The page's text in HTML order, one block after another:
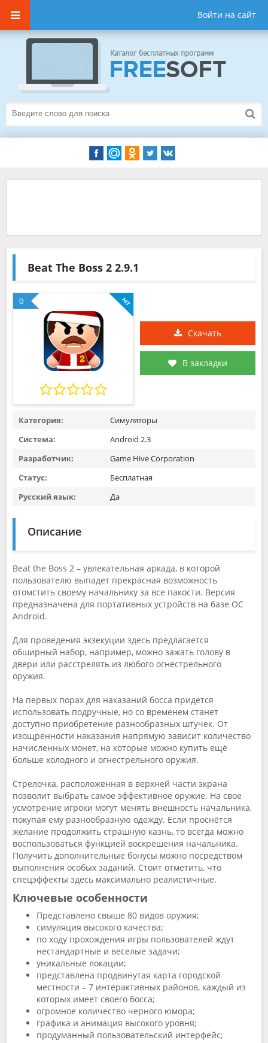
Войти на сайт
Beat The Boss 2 2.9.1
0
Скачать
В закладки
Категория:
Симуляторы
Система:
Android 2.3
Разработчик:
Game Hive Corporation
Статус:
Бесплатная
Русский язык:
Да
Описание
Beat the Boss 2 – увлекательная аркада, в которой
пользователю выпадет прекрасная возможность
отомстить своему начальнику за все пакости. Версия
предназначена для портативных устройств на базе ОС
Android.
Для проведения экзекуции здесь предлагается
обширный набор, например, можно зажать голову в
двери или расстрелять из любого огнестрельного
оружия.
На первых порах для наказаний босса придется
использовать подручные, но со временем станет
доступно приобретение разнообразных штучек. От
изощренности наказания напрямую зависит количество
начисленных монет, на которые можно купить ещё
больше холодного и огнестрельного оружия.
Стрелочка, расположенная в верхней части экрана
позволит выбрать самое эффективное оружие. На свое
усмотрение игроки могут менять внешность начальника,
покупая ему разнообразную одежду. Если проснётся
желание продолжить страшную казнь, то всегда можно
воспользоваться функцией воскрешения начальника.
Получить дополнительные бонусы можно посредством
выполнения особых заданий. Стоит отметить, что
спецэффекты здесь максимально реалистичные.
Ключевые особенности
Представлено свыше 80 видов оружия;
симуляция высокого качества;
по ходу прохождения игры пользователей ждут
нестандартные и веселые задачи;
уникальные локации;
представлена продвинутая карта городской
местности – 7 интерактивных районов, каждый из
которых имеет своего босса;
огромное количество черного юмора;
графика и анимация высокого уровня;
продуманный пользовательский интерфейс;